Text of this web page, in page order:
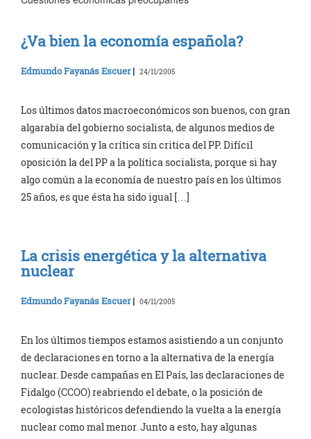
¿Va bien la economía española?
Edmundo Fayanás Escuer| 24/11/2005
Los últimos datos macroeconómicos son buenos, con gran
algarabía del gobierno socialista, de algunos medios de
comunicación y la crítica sin critica del PP. Difícil
oposición la del PP a la política socialista, porque si hay
algo común a la economía de nuestro país en los últimos
25 años, es que ésta ha sido igual […]
La crisis energética y la alternativa
nuclear
Edmundo Fayanás Escuer| 04/11/2005
En los últimos tiempos estamos asistiendo a un conjunto
de declaraciones en torno a la alternativa de la energía
nuclear. Desde campañas en El País, las declaraciones de
Fidalgo (CCOO) reabriendo el debate, o la posición de
ecologistas históricos defendiendo la vuelta a la energía
nuclear como mal menor. Junto a esto, hay algunas